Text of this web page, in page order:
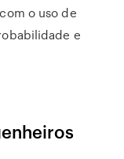
o uso de
e